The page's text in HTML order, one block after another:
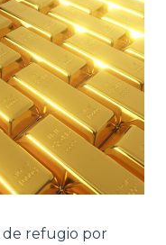
de refugio por